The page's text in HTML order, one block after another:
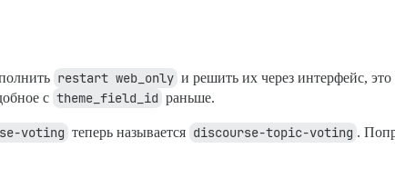
restart web_only и решить их через интерфейс, это
с theme_field_id раньше.
voting теперь называется discourse-topic-voting .